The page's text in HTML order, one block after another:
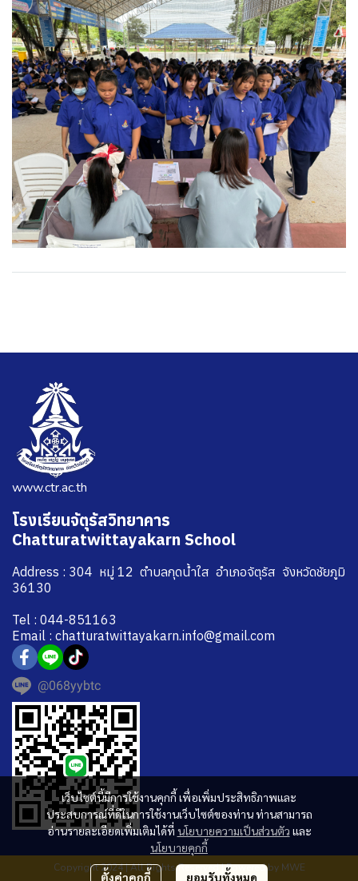
เว็บไซต์นี้มีการใช้งานคุกกี้ เพื่อเพิ่มประสิทธิภาพและ
ประสบการณ์ที่ดีในการใช้งานเว็บไซต์ของท่าน ท่านสามารถ
อ่านรายละเอียดเพิ่มเติมได้ที่ นโยบายความเป็นส่วนตัว และ
นโยบายคุกกี้
ตั้งค่าคุกกี้ ยอมรับทั้งหมด
www.ctr.ac.th
โรงเรียนจัตุรัสวิทยาคาร
Chatturatwittayakarn School
Address : 304 หมู่ 12 ตำบลกุดน้ำใส อำเภอจัตุรัส จังหวัดชัยภูมิ
36130
Tel : 044-851163
Email : chatturatwittayakarn.info@gmail.com
@068yybtc
Copyright 2024 | All Rights Reserved | Powered by MWE